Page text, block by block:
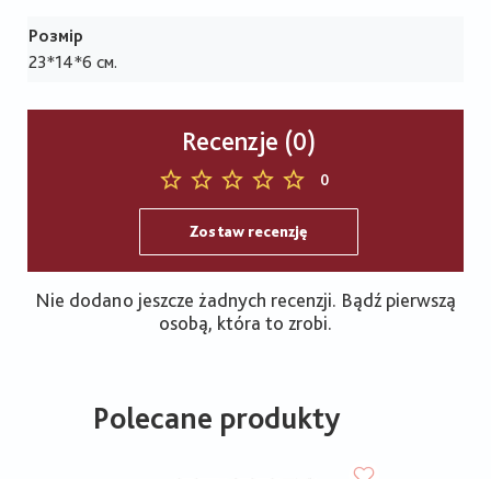
Розмір
23*14*6 см.
Recenzje (0)
0
Zostaw recenzję
Nie dodano jeszcze żadnych recenzji. Bądź pierwszą
osobą, która to zrobi.
Polecane produkty